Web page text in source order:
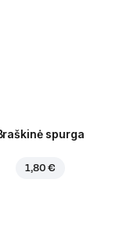
spurga
1,80 €